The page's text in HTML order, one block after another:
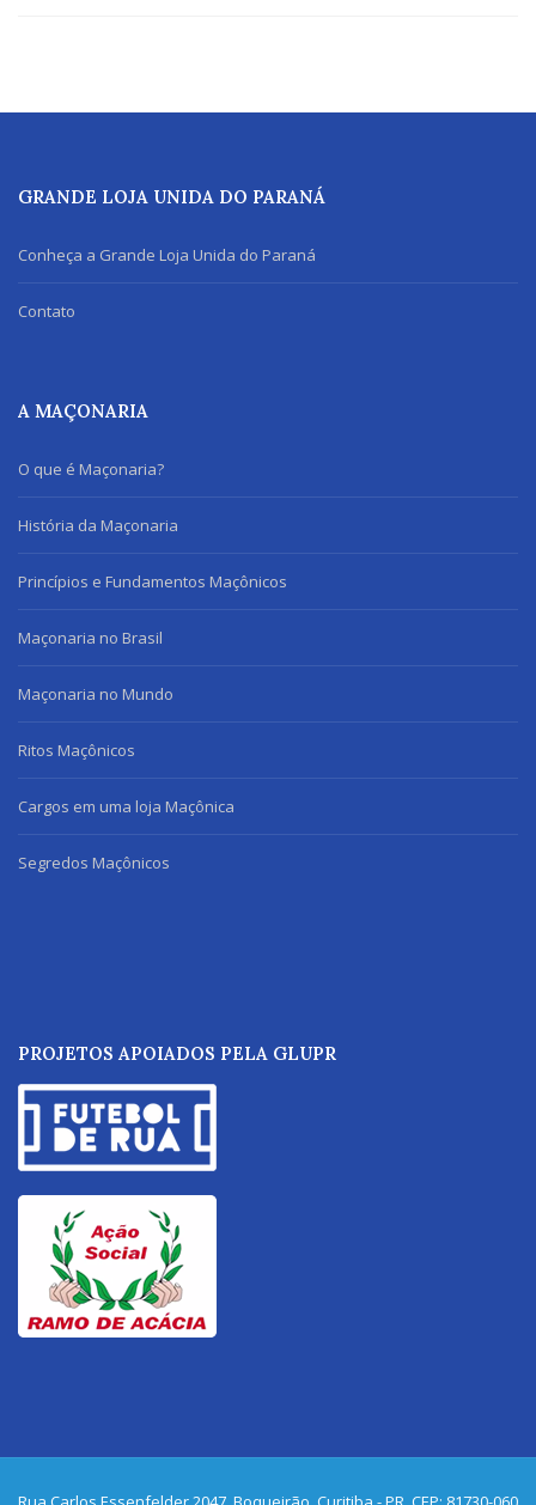
GRANDE LOJA UNIDA DO PARANÁ
Conheça a Grande Loja Unida do Paraná
Contato
A MAÇONARIA
O que é Maçonaria?
História da Maçonaria
Princípios e Fundamentos Maçônicos
Maçonaria no Brasil
Maçonaria no Mundo
Ritos Maçônicos
Cargos em uma loja Maçônica
Segredos Maçônicos
PROJETOS APOIADOS PELA GLUPR